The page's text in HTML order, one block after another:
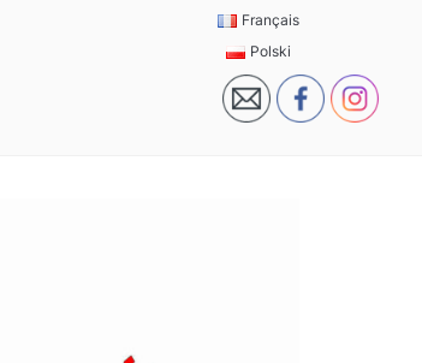
Français
Polski